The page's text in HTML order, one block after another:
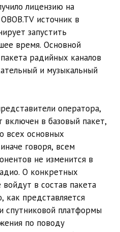
лицензию на
источник в
запустить
время. Основной
радийных каналов
и музыкальный
оператора,
в базовый пакет,
всех основных
говоря, всем
не изменится в
О конкретных
в состав пакета
как представляется
спутниковой платформы
по поводу